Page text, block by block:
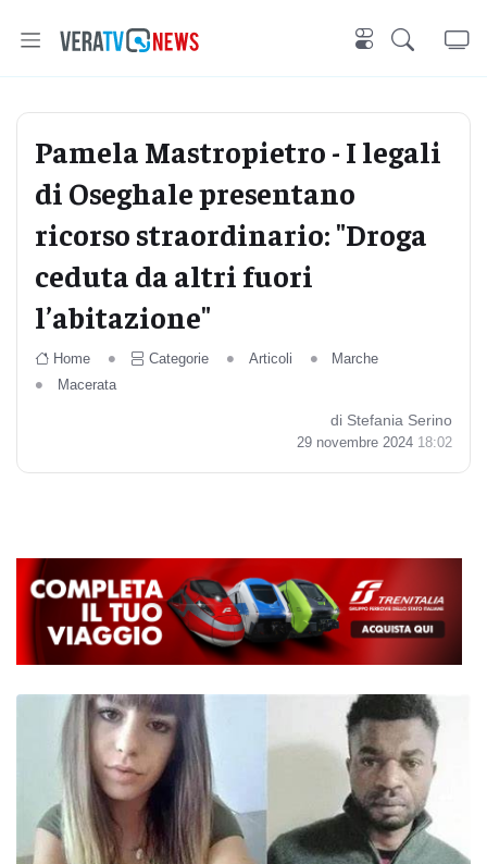
Pamela Mastropietro - I legali
di Oseghale presentano
ricorso straordinario: "Droga
ceduta da altri fuori
l’abitazione"
Home Categorie Articoli
Marche
Macerata
di Stefania Serino
29 novembre 2024 18:02